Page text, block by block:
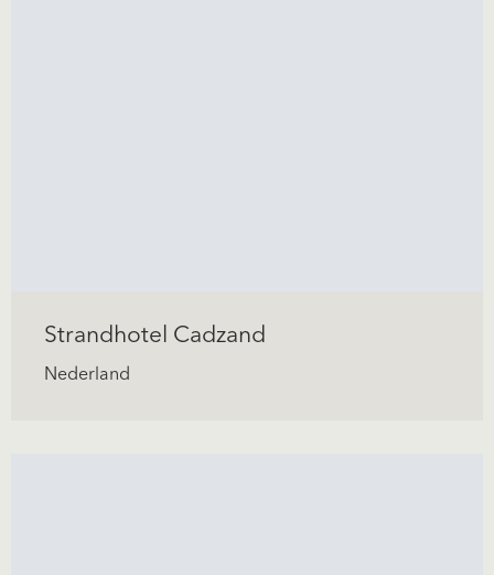
Strandhotel Cadzand
Nederland